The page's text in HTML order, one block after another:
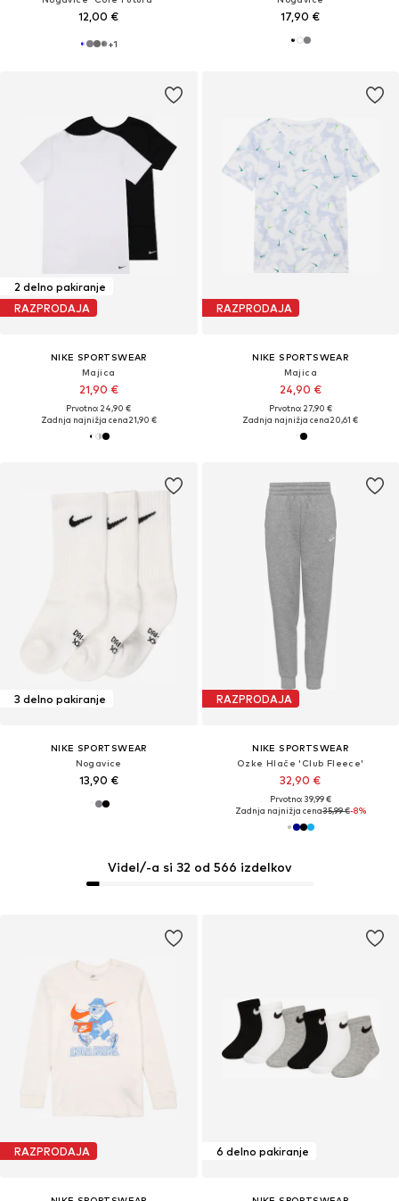
12,00 €
+1
17,90 €
2 delno pakiranje
RAZPRODAJA
NIKE SPORTSWEAR
Majica
21,90 €
Prvotno: 24,90 €
Zadnja najnižja cena21,90 €
RAZPRODAJA
NIKE SPORTSWEAR
Majica
24,90 €
Prvotno: 27,90 €
Zadnja najnižja cena20,61 €
3 delno pakiranje
NIKE SPORTSWEAR
Nogavice
13,90 €
RAZPRODAJA
NIKE SPORTSWEAR
Ozke Hlače 'Club Fleece'
32,90 €
Prvotno: 39,99 €
Zadnja najnižja cena35,99 €-8%
Videl/-a si 32 od 566 izdelkov
RAZPRODAJA 6 delno pakiranje